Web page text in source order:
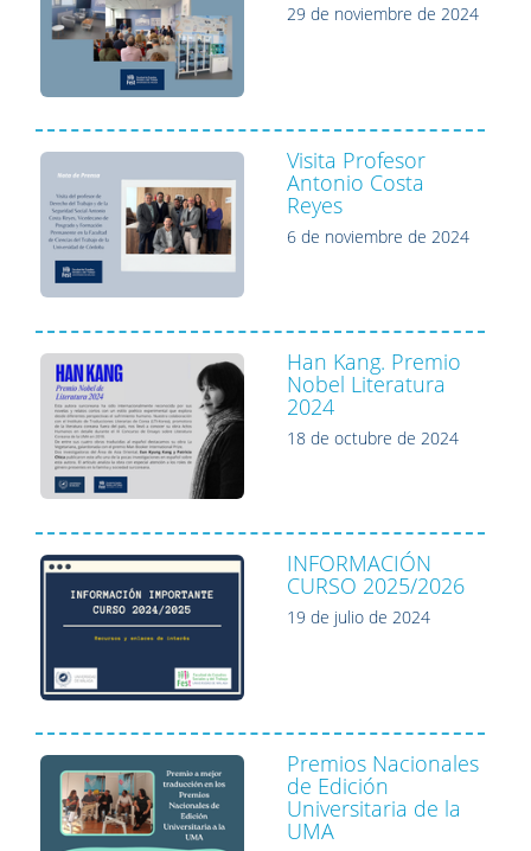
29 de noviembre de 2024
Visita Profesor
Antonio Costa
Reyes
6 de noviembre de 2024
Han Kang. Premio
Nobel Literatura
2024
18 de octubre de 2024
INFORMACIÓN
CURSO 2025/2026
19 de julio de 2024
Premios Nacionales
de Edición
Universitaria de la
UMA